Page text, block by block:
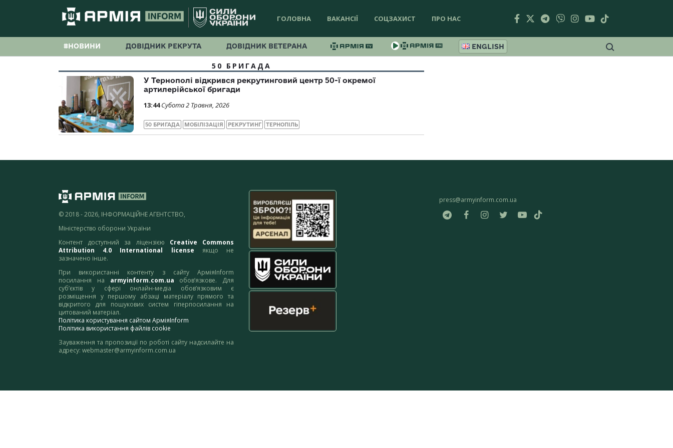
ГОЛОВНА ВАКАНСІЇ СОЦЗАХИСТ ПРО НАС
#НОВИНИ ДОВІДНИК РЕКРУТА ДОВІДНИК ВЕТЕРАНА ENGLISH
50 БРИГАДА
У Тернополі відкрився рекрутинговий центр 50-ї окремої
артилерійської бригади
13:44 Субота 2 Травня, 2026
50 БРИГАДА МОБІЛІЗАЦІЯ РЕКРУТИНГ ТЕРНОПІЛЬ
© 2018 - 2026, ІНФОРМАЦІЙНЕ АГЕНТСТВО,
Міністерство оборони України
Контент доступний за ліцензією Creative Commons
Attribution 4.0 International license якщо не
зазначено інше.
При використанні контенту з сайту АрміяInform
посилання на armyinform.com.ua обов’язкове. Для
суб’єктів у сфері онлайн-медіа обов’язковим є
розміщення у першому абзаці матеріалу прямого та
відкритого для пошукових систем гіперпосилання на
цитований матеріал.
Політика користування сайтом АрміяInform
Політика використання файлів cookie
Зауваження та пропозиції по роботі сайту надсилайте на
адресу: webmaster@armyinform.com.ua
press@armyinform.com.ua